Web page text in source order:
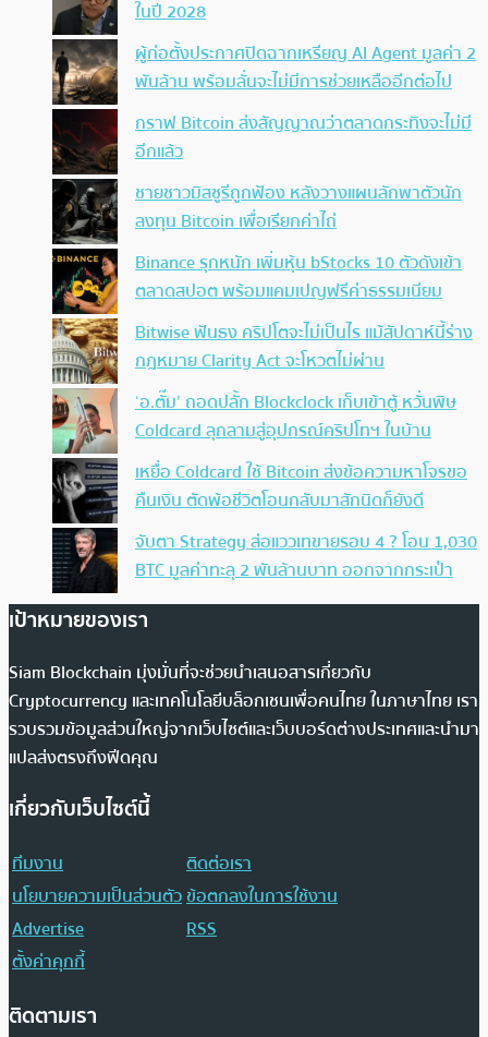
ในปี 2028
ผู้ก่อตั้งประกาศปิดฉากเหรียญ AI Agent มูลค่า 2
พันล้าน พร้อมลั่นจะไม่มีการช่วยเหลืออีกต่อไป
กราฟ Bitcoin ส่งสัญญาณว่าตลาดกระทิงจะไม่มี
อีกแล้ว
ชายชาวมิสซูรีถูกฟ้อง หลังวางแผนลักพาตัวนัก
ลงทุน Bitcoin เพื่อเรียกค่าไถ่
Binance รุกหนัก เพิ่มหุ้น bStocks 10 ตัวดังเข้า
ตลาดสปอต พร้อมแคมเปญฟรีค่าธรรมเนียม
Bitwise ฟันธง คริปโตจะไม่เป็นไร แม้สัปดาห์นี้ร่าง
กฎหมาย Clarity Act จะโหวตไม่ผ่าน
‘อ.ตั๊ม’ ถอดปลั้ก Blockclock เก็บเข้าตู้ หวั่นพิษ
Coldcard ลุกลามสู่อุปกรณ์คริปโทฯ ในบ้าน
เหยื่อ Coldcard ใช้ Bitcoin ส่งข้อความหาโจรขอ
คืนเงิน ตัดพ้อชีวิตโอนกลับมาสักนิดก็ยังดี
จับตา Strategy ส่อแววเทขายรอบ 4 ? โอน 1,030
BTC มูลค่าทะลุ 2 พันล้านบาท ออกจากกระเป๋า
เป้าหมายของเรา
Siam Blockchain มุ่งมั่นที่จะช่วยนำเสนอสารเกี่ยวกับ
Cryptocurrency และเทคโนโลยีบล็อกเชนเพื่อคนไทย ในภาษาไทย เรา
รวบรวมข้อมูลส่วนใหญ่จากเว็บไซต์และเว็บบอร์ดต่างประเทศและนำมา
แปลส่งตรงถึงฟีดคุณ
เกี่ยวกับเว็บไซต์นี้
ทีมงาน
ติดต่อเรา
นโยบายความเป็นส่วนตัวข้อตกลงในการใช้งาน
Advertise
RSS
ตั้งค่าคุกกี้
ติดตามเรา